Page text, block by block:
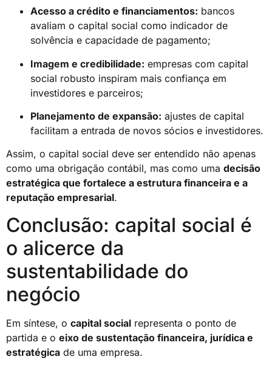
Acesso a crédito e financiamentos: bancos
avaliam o capital social como indicador de
solvência e capacidade de pagamento;
Imagem e credibilidade: empresas com capital
social robusto inspiram mais confiança em
investidores e parceiros;
Planejamento de expansão: ajustes de capital
facilitam a entrada de novos sócios e investidores.
Assim, o capital social deve ser entendido não apenas
como uma obrigação contábil, mas como uma decisão
estratégica que fortalece a estrutura financeira e a
reputação empresarial.
Conclusão: capital social é
o alicerce da
sustentabilidade do
negócio
Em síntese, o capital social representa o ponto de
partida e o eixo de sustentação financeira, jurídica e
estratégica de uma empresa.